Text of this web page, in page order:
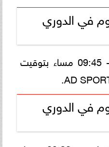
في الدوري
إنتر ميلان × بولونيا - 09:45 مساء بتوقيت
في الدوري